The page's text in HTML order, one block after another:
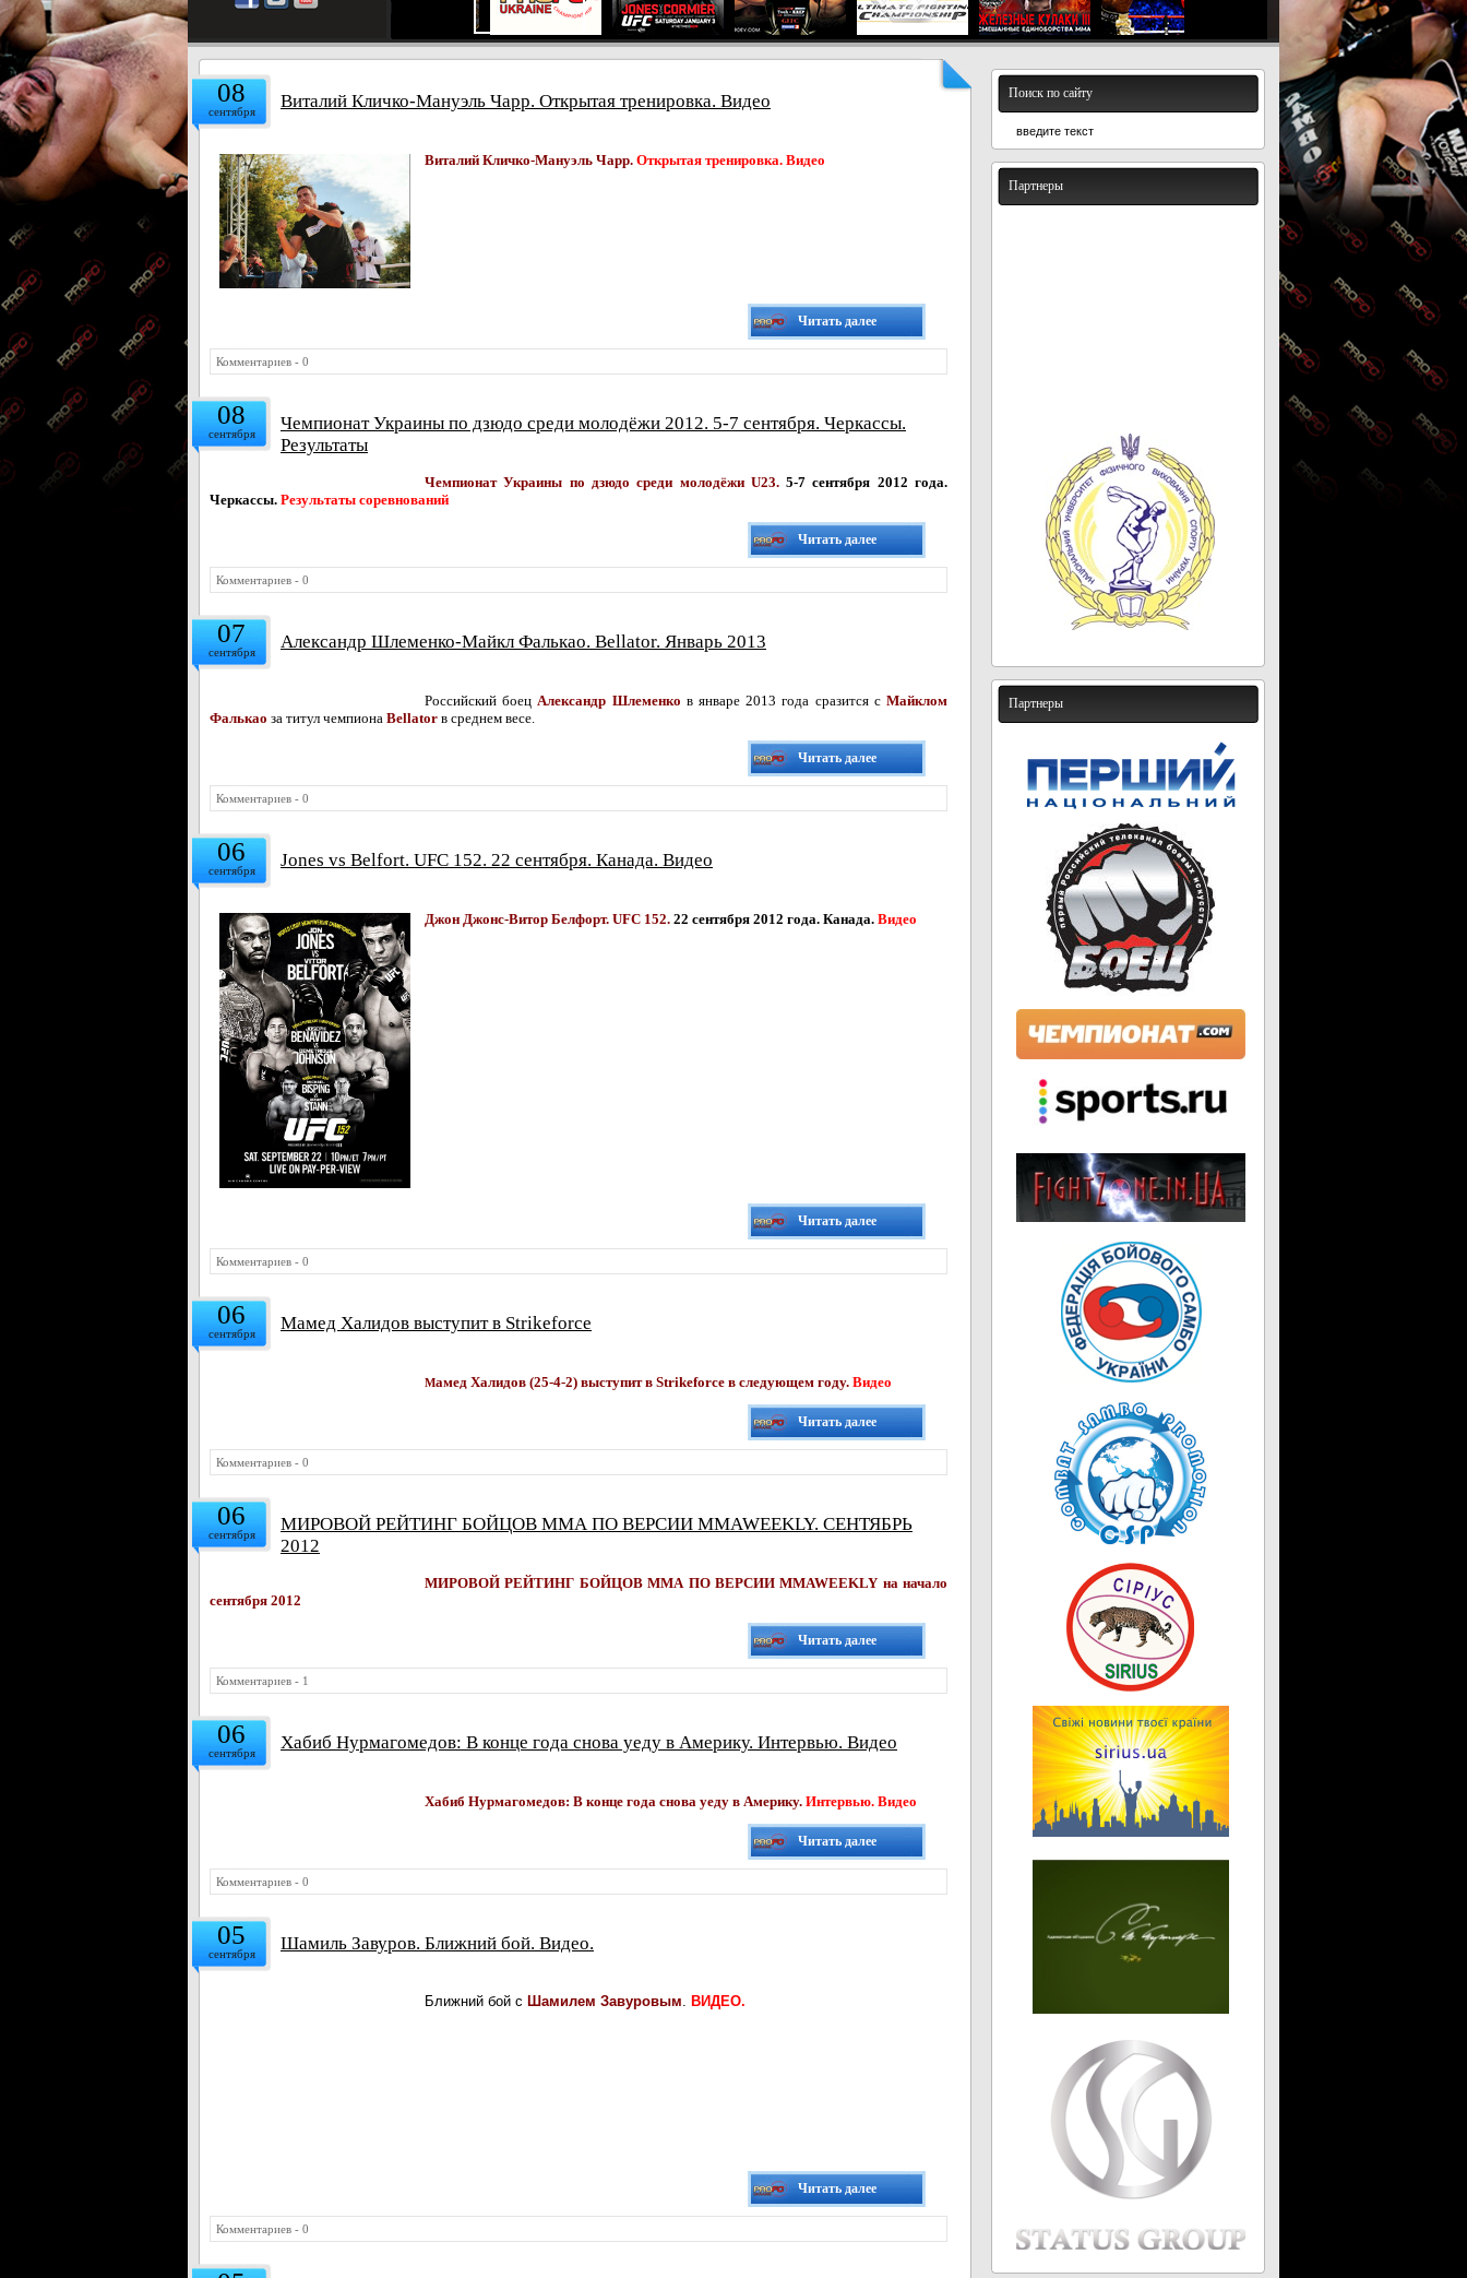
08
сентября Виталий Кличко-Мануэль Чарр. Открытая тренировка. Видео
Виталий Кличко-Мануэль Чарр. Открытая тренировка. Видео
Читать далее
Комментариев - 0
08
сентября
Чемпионат Украины по дзюдо среди молодёжи 2012. 5-7 сентября. Черкассы.
Результаты
Чемпионат Украины по дзюдо среди молодёжи U23.5-7 сентября 2012 года.
Черкассы. Результаты соревнований
Читать далее
Комментариев - 0
07
сентября Александр Шлеменко-Майкл Фалькао. Bellator. Январь 2013
Российский боецАлександр Шлеменко в январе 2013 года сразится сМайклом
Фалькао за титул чемпиона Bellator в среднем весе.
Читать далее
Комментариев - 0
06
сентября Jones vs Belfort. UFC 152. 22 сентября. Канада. Видео
Джон Джонс-Витор Белфорт. UFC 152. 22 сентября 2012 года. Канада. Видео
Читать далее
Комментариев - 0
06
сентября Мамед Халидов выступит в Strikeforce
Мамед Халидов (25-4-2) выступит в Strikeforce в следующем году. Видео
Читать далее
Комментариев - 0
06
сентября
МИРОВОЙ РЕЙТИНГ БОЙЦОВ ММА ПО ВЕРСИИ MMAWEEKLY. СЕНТЯБРЬ
2012
МИРОВОЙ РЕЙТИНГ БОЙЦОВ ММА ПО ВЕРСИИ MMAWEEKLY на начало
сентября 2012
Читать далее
Комментариев - 1
06
сентября Хабиб Нурмагомедов: В конце года снова уеду в Америку. Интервью. Видео
Хабиб Нурмагомедов: В конце года снова уеду в Америку. Интервью. Видео
Читать далее
Комментариев - 0
05
сентября Шамиль Завуров. Ближний бой. Видео.
Ближний бой с Шамилем Завуровым ВИДЕО.
Читать далее
Комментариев - 0
Поиск по сайту
Партнеры
Партнеры